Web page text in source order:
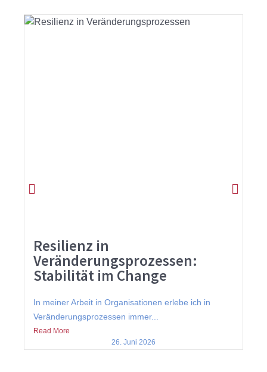
Resilienz in
Veränderungsprozessen:
Stabilität im Change
In meiner Arbeit in Organisationen erlebe ich in
Veränderungsprozessen immer...
Read More
26. Juni 2026